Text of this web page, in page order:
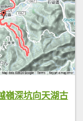
嶺深坑向天湖古